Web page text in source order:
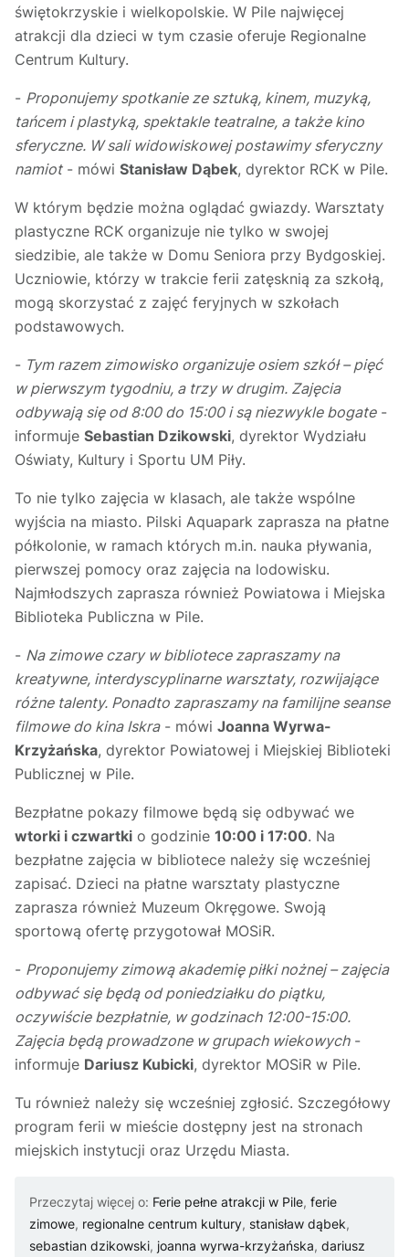
świętokrzyskie i wielkopolskie. W Pile najwięcej
atrakcji dla dzieci w tym czasie oferuje Regionalne
Centrum Kultury.
- Proponujemy spotkanie ze sztuką, kinem, muzyką,
tańcem i plastyką, spektakle teatralne, a także kino
sferyczne. W sali widowiskowej postawimy sferyczny
namiot- mówi Stanisław Dąbek, dyrektor RCK w Pile.
W którym będzie można oglądać gwiazdy. Warsztaty
plastyczne RCK organizuje nie tylko w swojej
siedzibie, ale także w Domu Seniora przy Bydgoskiej.
Uczniowie, którzy w trakcie ferii zatęsknią za szkołą,
mogą skorzystać z zajęć feryjnych w szkołach
podstawowych.
- Tym razem zimowisko organizuje osiem szkół – pięć
w pierwszym tygodniu, a trzy w drugim. Zajęcia
odbywają się od 8:00 do 15:00 i są niezwykle bogate-
informuje Sebastian Dzikowski, dyrektor Wydziału
Oświaty, Kultury i Sportu UM Piły.
To nie tylko zajęcia w klasach, ale także wspólne
wyjścia na miasto. Pilski Aquapark zaprasza na płatne
półkolonie, w ramach których m.in. nauka pływania,
pierwszej pomocy oraz zajęcia na lodowisku.
Najmłodszych zaprasza również Powiatowa i Miejska
Biblioteka Publiczna w Pile.
- Na zimowe czary w bibliotece zapraszamy na
kreatywne, interdyscyplinarne warsztaty, rozwijające
różne talenty. Ponadto zapraszamy na familijne seanse
filmowe do kina Iskra- mówi Joanna Wyrwa-
Krzyżańska, dyrektor Powiatowej i Miejskiej Biblioteki
Publicznej w Pile.
Bezpłatne pokazy filmowe będą się odbywać we
wtorki i czwartki o godzinie 10:00 i 17:00. Na
bezpłatne zajęcia w bibliotece należy się wcześniej
zapisać. Dzieci na płatne warsztaty plastyczne
zaprasza również Muzeum Okręgowe. Swoją
sportową ofertę przygotował MOSiR.
- Proponujemy zimową akademię piłki nożnej – zajęcia
odbywać się będą od poniedziałku do piątku,
oczywiście bezpłatnie, w godzinach 12:00-15:00.
Zajęcia będą prowadzone w grupach wiekowych-
informuje Dariusz Kubicki, dyrektor MOSiR w Pile.
Tu również należy się wcześniej zgłosić. Szczegółowy
program ferii w mieście dostępny jest na stronach
miejskich instytucji oraz Urzędu Miasta.
Przeczytaj więcej o: Ferie pełne atrakcji w Pile, ferie
zimowe, regionalne centrum kultury, stanisław dąbek,
sebastian dzikowski, joanna wyrwa-krzyżańska, dariusz